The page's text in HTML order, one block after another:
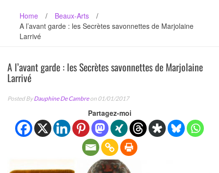
Home / Beaux-Arts
/
A l’avant garde : les Secrètes savonnettes de Marjolaine
Larrivé
A l’avant garde : les Secrètes savonnettes de Marjolaine
Larrivé
Posted ByDauphine De Cambreon 01/01/2017
Partagez-moi